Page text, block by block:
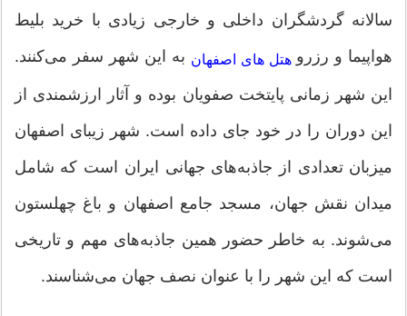
سالانه گردشگران داخلی و خارجی زیادی با خرید بلیط
هواپیما و رزرو هتل های اصفهان به این شهر سفر می‌کنند.
این شهر زمانی پایتخت صفویان بوده و آثار ارزشمندی از
این دوران را در خود جای داده است. شهر زیبای اصفهان
میزبان تعدادی از جاذبه‌های جهانی ایران است که شامل
میدان نقش جهان، مسجد جامع اصفهان و باغ چهلستون
می‌شوند. به خاطر حضور همین جاذبه‌های مهم و تاریخی
است که این شهر را با عنوان نصف جهان می‌شناسند.